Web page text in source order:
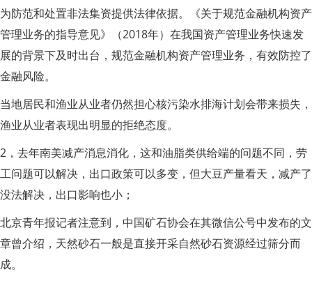
为防范和处置非法集资提供法律依据。《关于规范金融机构资产
管理业务的指导意见》（2018年）在我国资产管理业务快速发
展的背景下及时出台，规范金融机构资产管理业务，有效防控了
金融风险。
当地居民和渔业从业者仍然担心核污染水排海计划会带来损失，
渔业从业者表现出明显的拒绝态度。
2，去年南美减产消息消化，这和油脂类供给端的问题不同，劳
工问题可以解决，出口政策可以多变，但大豆产量看天，减产了
没法解决，出口影响也小；
北京青年报记者注意到，中国矿石协会在其微信公号中发布的文
章曾介绍，天然砂石一般是直接开采自然砂石资源经过筛分而
成。